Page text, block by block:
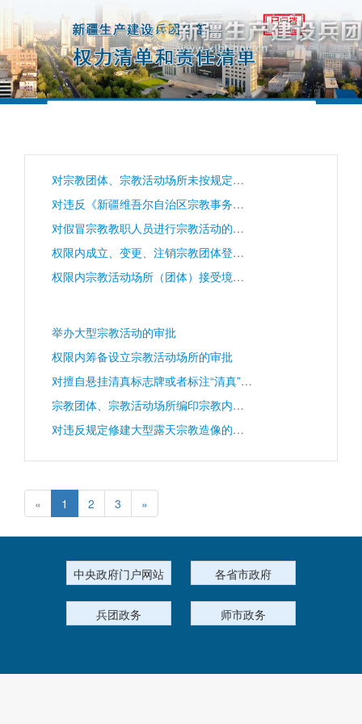
对宗教团体、宗教活动场所未按规定办理变更登记或备案手续；未建立有关管理制度或管理制度不符合要求；宗教活动场所内发生重大事故、重大事件未及时报告；违背宗教的独立自主自办原则；违反国家有关规定接受境内外捐赠；拒不接受登记管理机关依法实施的监督管理的处罚
对违反《新疆维吾尔自治区宗教事务条例》相关规定的处罚
对假冒宗教教职人员进行宗教活动的处罚
权限内成立、变更、注销宗教团体登记的审核
权限内宗教活动场所（团体）接受境外宗教组织和个人的捐赠的审核
举办大型宗教活动的审批
权限内筹备设立宗教活动场所的审批
对擅自悬挂清真标志牌或者标注“清真”字样从事生产经营的处罚
宗教团体、宗教活动场所编印宗教内部资料性出版物、印刷宗教物品的审批
对违反规定修建大型露天宗教造像的处罚
« 1 2 3 »
中央政府门户网站 各省市政府
兵团政务 师市政务